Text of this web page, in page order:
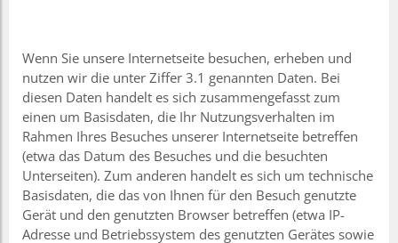
Wenn Sie unsere Internetseite besuchen, erheben und
nutzen wir die unter Ziffer 3.1 genannten Daten. Bei
diesen Daten handelt es sich zusammengefasst zum
einen um Basisdaten, die Ihr Nutzungsverhalten im
Rahmen Ihres Besuches unserer Internetseite betreffen
(etwa das Datum des Besuches und die besuchten
Unterseiten). Zum anderen handelt es sich um technische
Basisdaten, die das von Ihnen für den Besuch genutzte
Gerät und den genutzten Browser betreffen (etwa IP-
Adresse und Betriebssystem des genutzten Gerätes sowie